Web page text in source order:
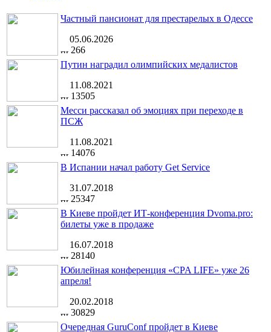
Частный пансионат для престарелых в Одессе
05.06.2026
266
Путин наградил олимпийских медалистов
11.08.2021
13505
Месси рассказал об эмоциях при переходе в
ПСЖ
11.08.2021
14076
В Испании начал работу Get Service
31.07.2018
25347
В Киеве пройдет ИТ-конференция Dvoma.pro:
билеты уже в продаже
16.07.2018
28140
Юбилейная конференция «CPA LIFE» уже 26
апреля!
20.02.2018
30829
Очередная GuruConf пройдет в Киеве